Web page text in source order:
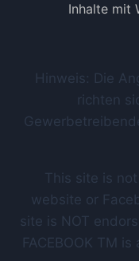
Inhalte mit
Hinweis: Die
richten
This site is
website or
site is NOT
FACEBOOK TM